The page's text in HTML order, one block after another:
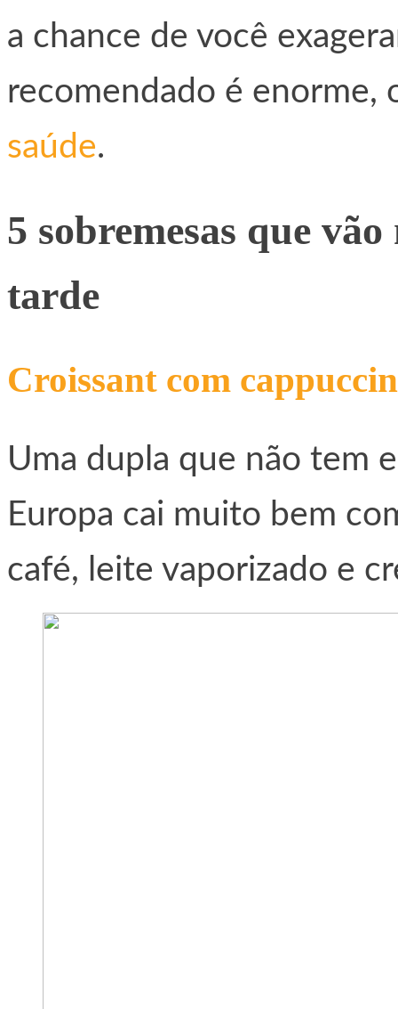
a chance de você
recomendado é enorme,
saúde.
5 sobremesas que
tarde
Croissant com
Uma dupla que não tem
Europa cai muito bem
café, leite vaporizado e